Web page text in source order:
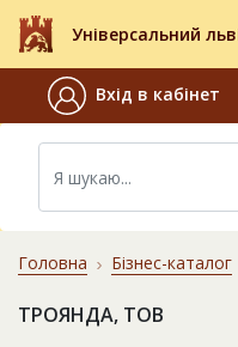
Універсальний
Вхід в кабінет
Головна Бізнес-каталог
ТРОЯНДА, ТОВ